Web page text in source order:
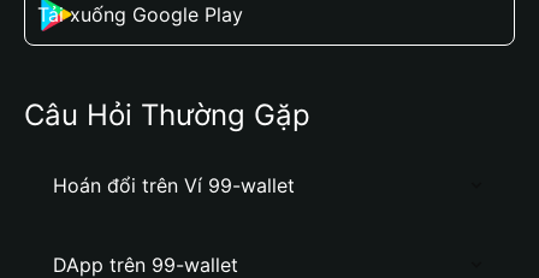
Tải xuống Google Play
Câu Hỏi Thường Gặp
Hoán đổi trên Ví 99-wallet
DApp trên 99-wallet